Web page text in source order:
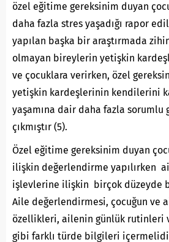
özel eğitime gereksinim duyan
daha fazla stres yaşadığı rapor
yapılan başka bir araştırmada
olmayan bireylerin yetişkin
ve çocuklara verirken, özel
yetişkin kardeşlerinin kendilerini
yaşamına dair daha fazla sorumlu
çıkmıştır (5).
Özel eğitime gereksinim duyan
ilişkin değerlendirme yapılırken
işlevlerine ilişkin birçok düzeyde
Aile değerlendirmesi, çocuğun ve
özellikleri, ailenin günlük rutinleri
gibi farklı türde bilgileri